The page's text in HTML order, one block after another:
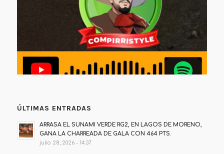
ÚLTIMAS ENTRADAS
ARRASA EL SUNAMI VERDE RG2, EN LAGOS DE MORENO,
GANA LA CHARREADA DE GALA CON 464 PTS.
julio 28, 2026 - 14:37